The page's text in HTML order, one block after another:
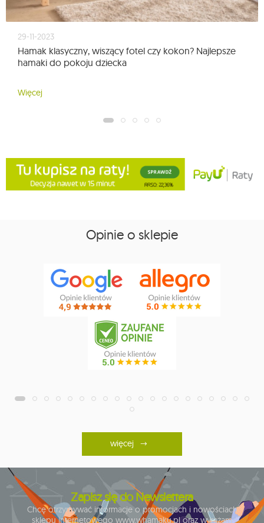
29-11-2023
Hamak klasyczny, wiszący fotel czy kokon? Najlepsze
hamaki do pokoju dziecka
Więcej
Opinie o sklepie
więcej
Zapisz się do Newslettera
Chcę otrzymywać informacje o promocjach i nowościach
sklepu internetowego www.whamaku.pl oraz wyrażam